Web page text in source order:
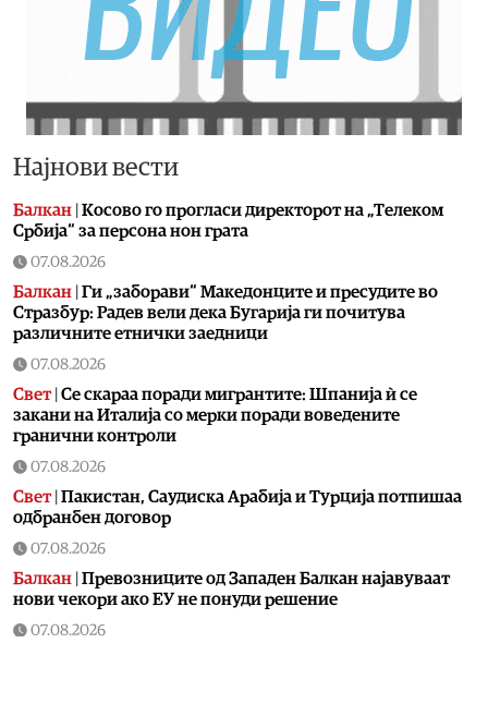
Најнови вести
Балкан Косово го прогласи директорот на „Телеком
Србија“ за персона нон грата
07.08.2026
Балкан Ги „заборави“ Македонците и пресудите во
Стразбур: Радев вели дека Бугарија ги почитува
различните етнички заедници
07.08.2026
Свет| Се скараа поради мигрантите: Шпанија ѝ се
закани на Италија со мерки поради воведените
гранични контроли
07.08.2026
Свет| Пакистан, Саудиска Арабија и Турција потпишаа
одбранбен договор
07.08.2026
Балкан Превозниците од Западен Балкан најавуваат
нови чекори ако ЕУ не понуди решение
07.08.2026